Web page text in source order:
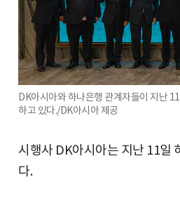
DK아시아와 하나은행 관계자들이 지난
하고 있다./DK아시아 제공
시행사 DK아시아는 지난 11일
다.